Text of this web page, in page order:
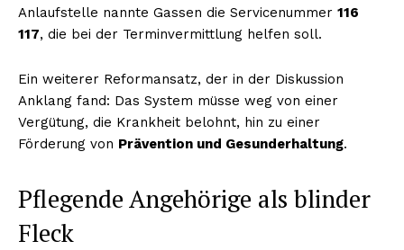
Anlaufstelle nannte Gassen die Servicenummer 116
117, die bei der Terminvermittlung helfen soll.
Ein weiterer Reformansatz, der in der Diskussion
Anklang fand: Das System müsse weg von einer
Vergütung, die Krankheit belohnt, hin zu einer
Förderung von Prävention und Gesunderhaltung.
Pflegende Angehörige als blinder
Fleck